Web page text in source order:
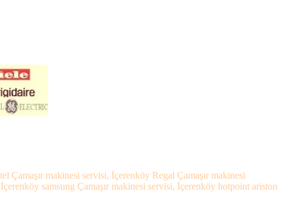
Çamaşır makinesi servisi, İçerenköy Regal Çamaşır makinesi
samsung Çamaşır makinesi servisi, İçerenköy hotpoint ariston